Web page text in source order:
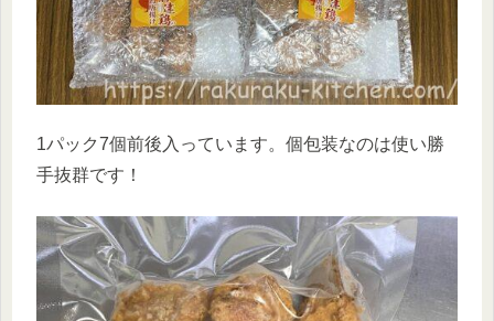
1パック7個前後入っています。個包装なのは使い勝
手抜群です！